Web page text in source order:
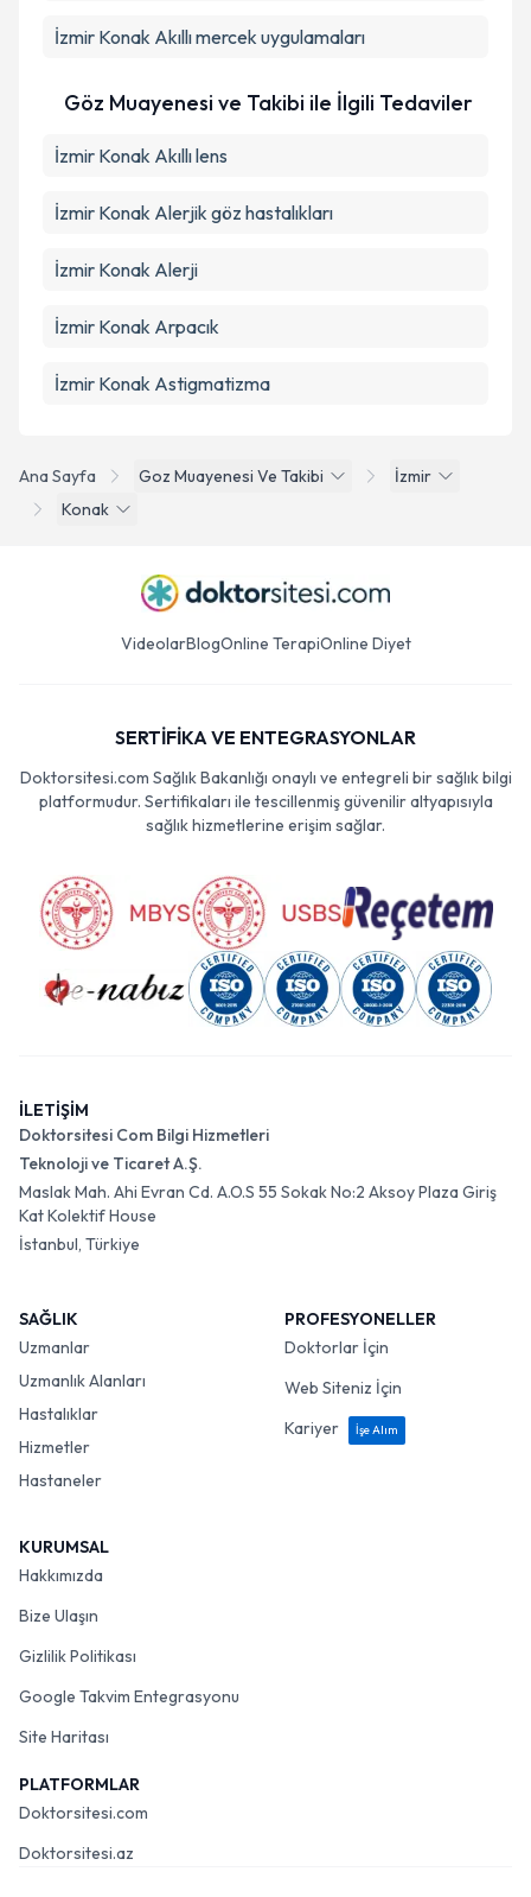
Ana Sayfa Goz Muayenesi Ve Takibi
İzmir
Konak
İzmir Konak Akıllı mercek uygulamaları
Göz Muayenesi ve Takibi ile İlgili Tedaviler
İzmir Konak Akıllı lens
İzmir Konak Alerjik göz hastalıkları
İzmir Konak Alerji
İzmir Konak Arpacık
İzmir Konak Astigmatizma
VideolarBlogOnline TerapiOnline Diyet
SERTİFİKA VE ENTEGRASYONLAR
Doktorsitesi.com Sağlık Bakanlığı onaylı ve entegreli bir sağlık bilgi
platformudur. Sertifikaları ile tescillenmiş güvenilir altyapısıyla
sağlık hizmetlerine erişim sağlar.
İLETİŞİM
Doktorsitesi Com Bilgi Hizmetleri
Teknoloji ve Ticaret A.Ş.
Maslak Mah. Ahi Evran Cd. A.O.S 55 Sokak No:2 Aksoy Plaza Giriş
Kat Kolektif House
İstanbul, Türkiye
SAĞLIK
Uzmanlar
Uzmanlık Alanları
Hastalıklar
Hizmetler
Hastaneler
PROFESYONELLER
Doktorlar İçin
Web Siteniz İçin
Kariyer
İşe Alım
KURUMSAL
Hakkımızda
Bize Ulaşın
Gizlilik Politikası
Google Takvim Entegrasyonu
Site Haritası
PLATFORMLAR
Doktorsitesi.com
Doktorsitesi.az